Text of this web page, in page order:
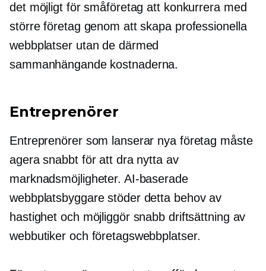
det möjligt för småföretag att konkurrera med
större företag genom att skapa professionella
webbplatser utan de därmed
sammanhängande kostnaderna.
Entreprenörer
Entreprenörer som lanserar nya företag måste
agera snabbt för att dra nytta av
marknadsmöjligheter. AI-baserade
webbplatsbyggare stöder detta behov av
hastighet och möjliggör snabb driftsättning av
webbutiker och företagswebbplatser.